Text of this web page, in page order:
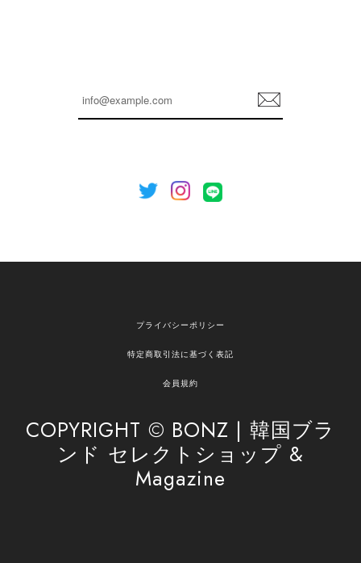
を心がけてまいります。 またお探しの商品がござ
欲しかったものが買えて嬉しいです！ またお願いします。
の商品のお手伝いができ、喜んでいただけて大変
安心してお任せいただけるよう、丁寧な対応を心
がけてまいります。 また気になる商品がございま
登
録
プライバシーポリシー
特定商取引法に基づく表記
会員規約
COPYRIGHT © BONZ | 韓国ブラ
ンド セレクトショップ &
Magazine